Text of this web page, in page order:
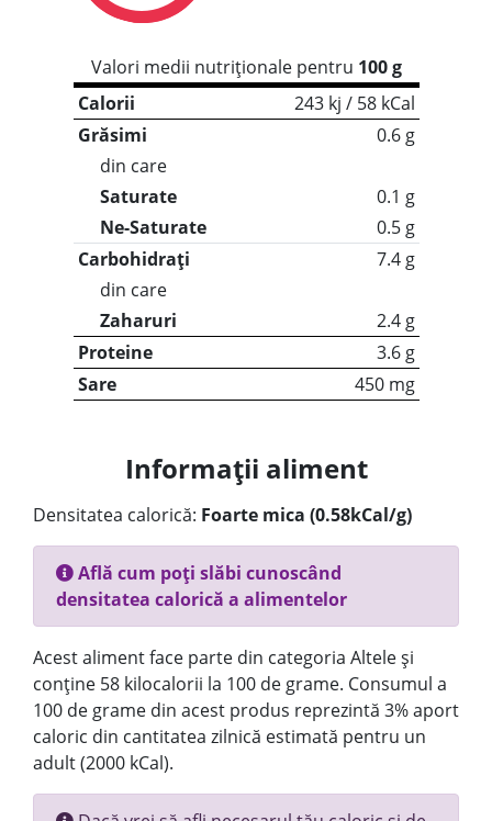
Valori medii nutriționale pentru 100 g
Calorii
243 kj / 58 kCal
Grăsimi
0.6 g
din care
Saturate
0.1 g
Ne-Saturate
0.5 g
Carbohidrați
7.4 g
din care
Zaharuri
2.4 g
Proteine
3.6 g
Sare
450 mg
Informații aliment
Densitatea calorică: Foarte mica (0.58kCal/g)
Află cum poți slăbi cunoscând
densitatea calorică a alimentelor
Acest aliment face parte din categoria Altele și
conține 58 kilocalorii la 100 de grame. Consumul a
100 de grame din acest produs reprezintă 3% aport
caloric din cantitatea zilnică estimată pentru un
adult (2000 kCal).